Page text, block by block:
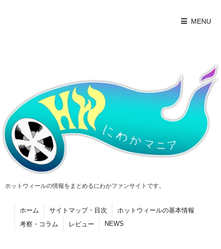
MENU
ホットウィールの情報をまとめるにわかファンサイトです。
ホーム サイトマップ・目次
ホットウィールの基本情報
考察・コラム
レビュー NEWS